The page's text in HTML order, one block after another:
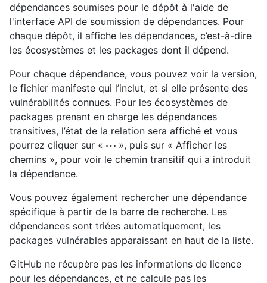
dépendances soumises pour le dépôt à l'aide de
l'interface API de soumission de dépendances. Pour
chaque dépôt, il affiche les dépendances, c’est-à-dire
les écosystèmes et les packages dont il dépend.
Pour chaque dépendance, vous pouvez voir la version,
le fichier manifeste qui l’inclut, et si elle présente des
vulnérabilités connues. Pour les écosystèmes de
packages prenant en charge les dépendances
transitives, l’état de la relation sera affiché et vous
pourrez cliquer sur «
», puis sur « Afficher les
chemins », pour voir le chemin transitif qui a introduit
la dépendance.
Vous pouvez également rechercher une dépendance
spécifique à partir de la barre de recherche. Les
dépendances sont triées automatiquement, les
packages vulnérables apparaissant en haut de la liste.
GitHub ne récupère pas les informations de licence
pour les dépendances, et ne calcule pas les